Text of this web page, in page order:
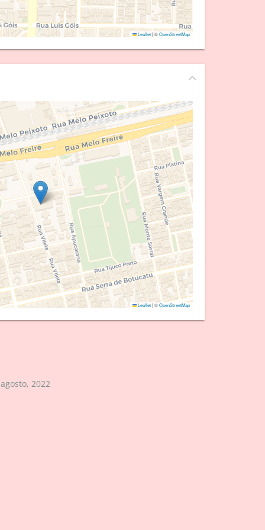
Leaflet|©OpenStreetMap
Leaflet|©OpenStreetMap
2022